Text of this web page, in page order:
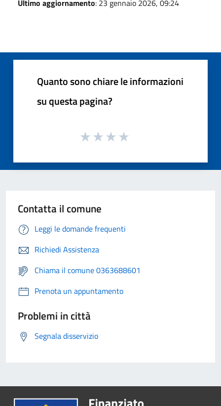
Ultimo aggiornamento: 23 gennaio 2026, 09:24
Quanto sono chiare le informazioni
su questa pagina?
Contatta il comune
Leggi le domande frequenti
Richiedi Assistenza
Chiama il comune 0363688601
Prenota un appuntamento
Problemi in città
Segnala disservizio